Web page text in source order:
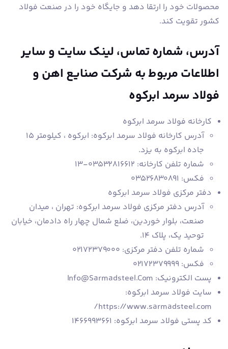
محصولات خود را ارتقا دهد و جایگاه خود را در صنعت فولاد
کشور تقویت کند.
آدرس، شماره تماس، لینک سایت و سایر
اطلاعات مربوط به شرکت صنایع اهن و
فولاد سرمد ابرکوه
کارخانه فولاد سرمد ابرکوه
آدرس کارخانه فولاد سرمد ابرکوه: ابرکوه ، کیلومتر ۱۵
جاده ابرکوه به یزد.
شماره تلفن کارخانه: ۰۳۵۳۲۸۱۶۶۱۲-۱۳
فکس: ۰۳۵۲۶۸۳۰۸۹۱
دفتر مرکزی فولاد سرمد ابرکوه
آدرس دفتر مرکزی فولاد سرمد ابرکوه: تهران ، میدان
صنعت، بلوار خوردین، ضلع شمال چهار راه دادمان، خیابان
توحید یک، پلاک ۱۴.
شماره تلفن دفتر مرکزی: ۰۲۱۷۲۳۷۹۰۰۰
فکس: ۰۲۱۷۲۳۷۹۹۹۹
پست الکترونیک: Info@Sarmadsteel.Com
سایت فولاد سرمد ابرکوه:
https://www.sarmadsteel.com/
کد پستی فولاد سرمد ابرکوه: ۱۴۶۶۹۹۳۶۶۱